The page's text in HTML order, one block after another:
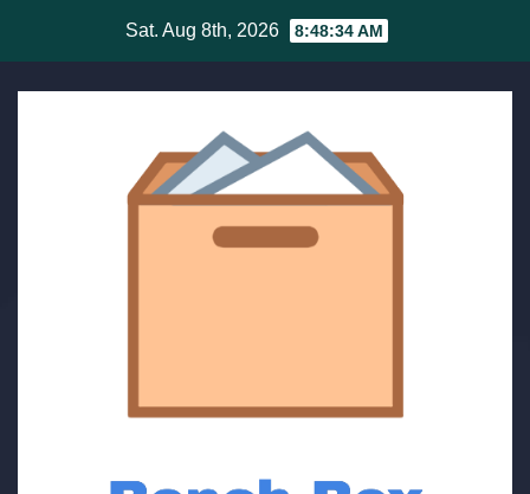
content
Sat. Aug 8th, 2026 8:48:35 AM